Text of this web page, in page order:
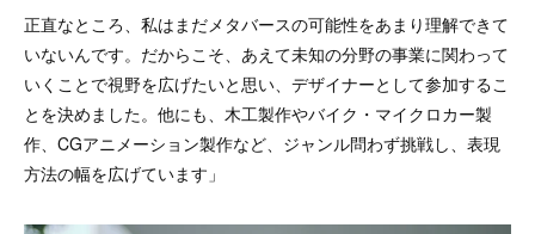
正直なところ、私はまだメタバースの可能性をあまり理解できて
いないんです。だからこそ、あえて未知の分野の事業に関わって
いくことで視野を広げたいと思い、デザイナーとして参加するこ
とを決めました。他にも、木工製作やバイク・マイクロカー製
作、CGアニメーション製作など、ジャンル問わず挑戦し、表現
方法の幅を広げています」